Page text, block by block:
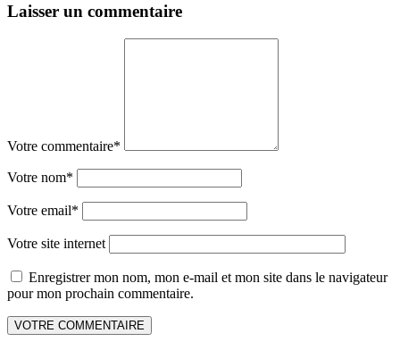
Laisser un commentaire
Votre commentaire*
Votre nom*
Votre email*
Votre site internet
Enregistrer mon nom, mon e-mail et mon site dans le navigateur
pour mon prochain commentaire.